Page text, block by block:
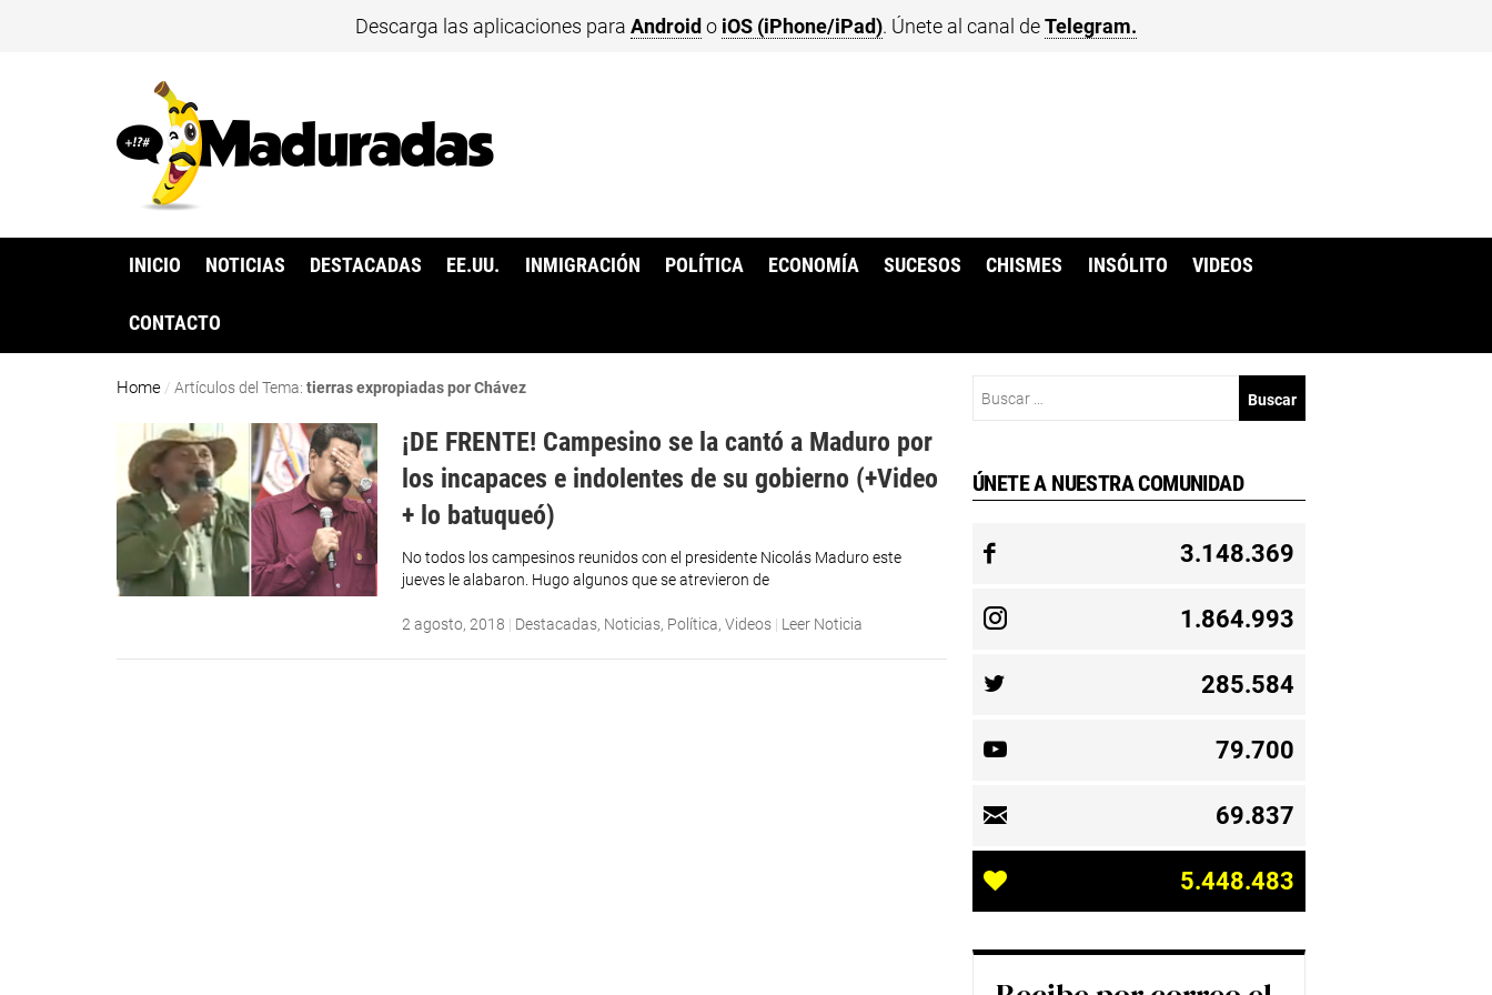
Descarga las aplicaciones para Android o iOS (iPhone/iPad). Únete al canal deTelegram.
INICIO NOTICIAS DESTACADAS EE.UU. INMIGRACIÓN POLÍTICA ECONOMÍA SUCESOS CHISMES INSÓLITO VIDEOS
CONTACTO
Home /Artículos del Tema:tierras expropiadas por Chávez
¡DE FRENTE! Campesino se la cantó a Maduro por
los incapaces e indolentes de su gobierno (+Video
+ lo batuqueó)
No todos los campesinos reunidos con el presidente Nicolás Maduro este
jueves le alabaron. Hugo algunos que se atrevieron de
2 agosto, 2018 | Destacadas, Noticias, Política,Videos | Leer Noticia
ÚNETE A NUESTRA COMUNIDAD
3.148.369
1.864.993
285.584
79.700
69.837
5.448.483